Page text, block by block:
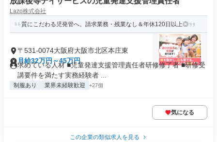
Lazo株式会社
質にこだわる児発管へ。請求業務・残業なし＆年休120日以上◎
〒531-0074大阪府大阪市北区本庄東
月給32万円～45万円
求めている人材 ■児童発達支援管理責任者研修修了者 ■研修受
講要件を満たす実務経験者 ...
制服あり 業界未経験歓迎 +27個
気になる
この企業の類似求人を見る